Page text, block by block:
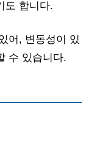
도 합니다.
어, 변동성이 있
수 있습니다.